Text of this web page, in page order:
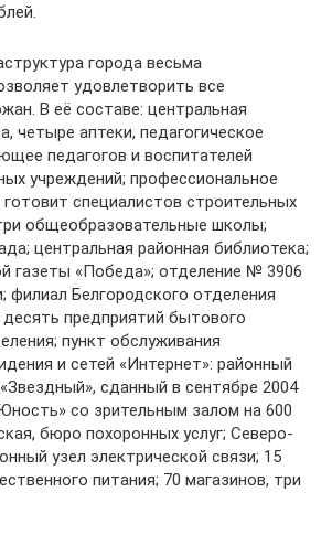
города весьма
удовлетворить все
В её составе: центральная
четыре аптеки, педагогическое
педагогов и воспитателей
учреждений; профессиональное
специалистов строительных
общеобразовательные школы;
центральная районная библиотека;
газеты «Победа»; отделение № 3906
филиал Белгородского отделения
десять предприятий бытового
пункт обслуживания
и сетей «Интернет»: районный
сданный в сентябре 2004
со зрительным залом на 600
бюро похоронных услуг; Северо-
узел электрической связи; 15
питания; 70 магазинов, три